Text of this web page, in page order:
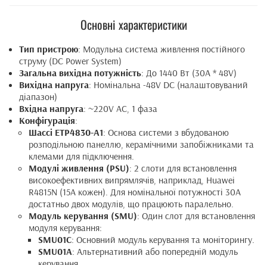
Основні характеристики
Тип пристрою: Модульна система живлення постійного
струму (DC Power System)
Загальна вихідна потужність: До 1440 Вт (30A * 48V)
Вихідна напруга: Номінальна -48V DC (налаштовуваний
діапазон)
Вхідна напруга: ~220V AC, 1 фаза
Конфігурація:
Шассі ETP4830-A1: Основа системи з вбудованою
розподільною панеллю, керамічними запобіжниками та
клемами для підключення.
Модулі живлення (PSU): 2 слоти для встановлення
високоефективних випрямлячів, наприклад, Huawei
R4815N (15А кожен). Для номінальної потужності 30А
достатньо двох модулів, що працюють паралельно.
Модуль керування (SMU): Один слот для встановлення
модуля керування:
SMU01C: Основний модуль керування та моніторингу.
SMU01A: Альтернативний або попередній модуль